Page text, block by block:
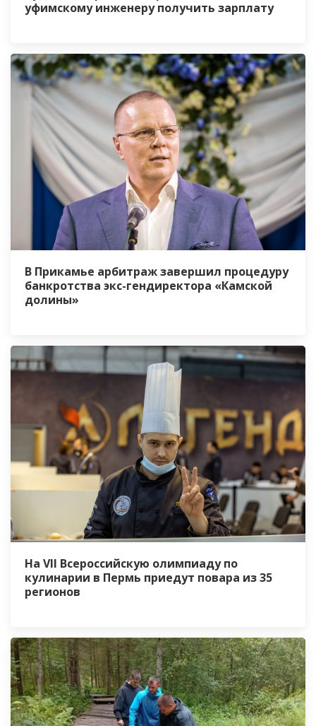
уфимскому инженеру получить зарплату
В Прикамье арбитраж завершил процедуру
банкротства экс-гендиректора «Камской
долины»
На VII Всероссийскую олимпиаду по
кулинарии в Пермь приедут повара из 35
регионов